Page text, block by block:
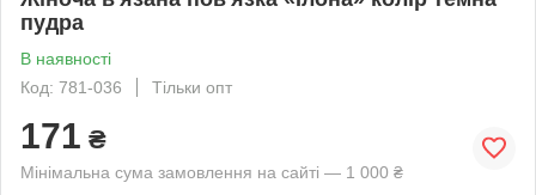
пудра
В наявності
Код: 781-036
Тільки опт
171 ₴
Мінімальна сума замовлення на сайті — 1 000 ₴